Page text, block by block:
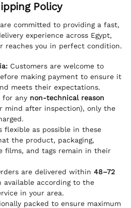
Policy
committed to providing a fast,
experience across Egypt,
reaches you in perfect condition.
Customers are welcome to
making payment to ensure it
meets their expectations.
for any non-technical reason
mind after inspection), only the
flexible as possible in these
the product, packaging,
films, and tags remain in their
are delivered within 48–72
according to the
in your area.
packed to ensure maximum